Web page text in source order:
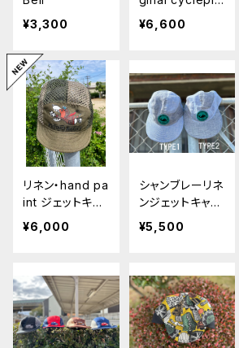
¥3,300
otcap 〜コーデ
ュロイ〜
¥6,600
リネン・hand pa
int ジェットキャ
ップ 〜FLYING
BECKY〜
¥6,000
シャンブレーリネ
ンジェットキャッ
プ 〜クジラワッ
ペン〜
¥5,500